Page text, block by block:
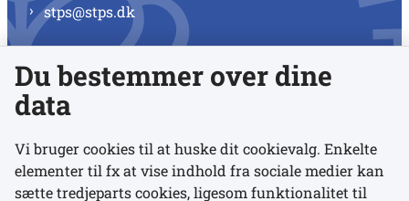
stps@stps.dk
Se alle kontaktnumre
Links
Du bestemmer over dine
data
Vi bruger cookies til at huske dit cookievalg. Enkelte
elementer til fx at vise indhold fra sociale medier kan
sætte tredjeparts cookies, ligesom funktionalitet til